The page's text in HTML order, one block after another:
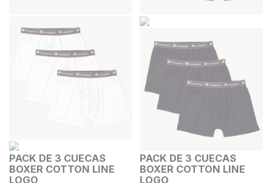
PACK DE 3 CUECAS
BOXER COTTON LINE
LOGO
PACK DE 3 CUECAS
BOXER COTTON LINE
LOGO